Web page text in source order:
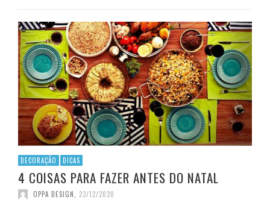
DECORAÇÃO DICAS
4 COISAS PARA FAZER ANTES DO NATAL
OPPA DESIGN, 23/12/2020